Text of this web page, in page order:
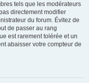
tels que les modérateurs
directement modifier
du forum. Évitez de
de passer au rang
est rarement tolérée et un
abaisser votre compteur de